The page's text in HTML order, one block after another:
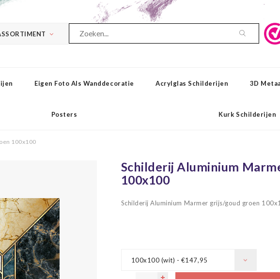
Eigen Foto Als Wanddecoratie Acrylglas Schilderijen 3D
Posters Kurk Schilderijen
100x100
Schilderij Aluminium
100x100
Schilderij Aluminium Marmer grijs/goud groen
100x100 (wit) - €147,95